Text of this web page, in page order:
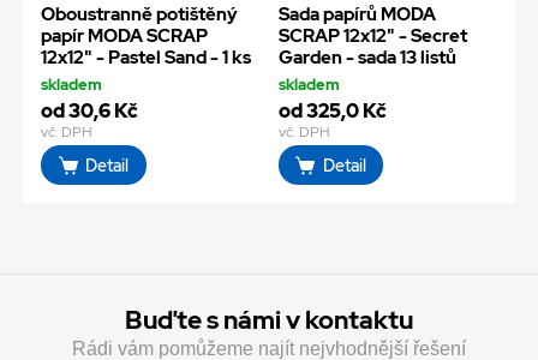
Oboustranně potištěný
papír MODA SCRAP
12x12" - Pastel Sand - 1 ks
skladem
od 30,6 Kč
vč. DPH
Detail
Sada papírů MODA
SCRAP 12x12" - Secret
Garden - sada 13 listů
skladem
od 325,0 Kč
vč. DPH
Detail
Buďte s námi v kontaktu
Rádi vám pomůžeme najít nejvhodnější řešení